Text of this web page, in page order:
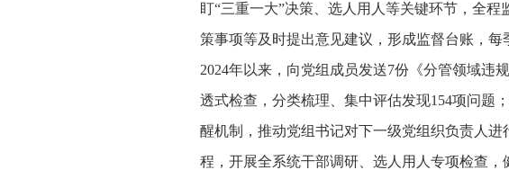
盯“三重一大”决策、选人用人等关键环节，全
策事项等及时提出意见建议，形成监督台账，
2024年以来，向党组成员发送7份《分管领域违
透式检查，分类梳理、集中评估发现154项问题
醒机制，推动党组书记对下一级党组织负责人
程，开展全系统干部调研、选人用人专项检查